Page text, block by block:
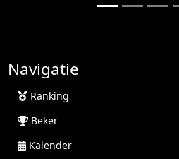
Navigatie
Ranking
Beker
Kalender